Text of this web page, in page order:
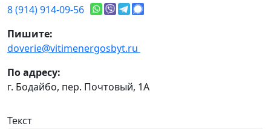
8 (914) 914-09-56
Пишите:
doverie@vitimenergosbyt.ru
По адресу:
г. Бодайбо, пер. Почтовый, 1А
Текст